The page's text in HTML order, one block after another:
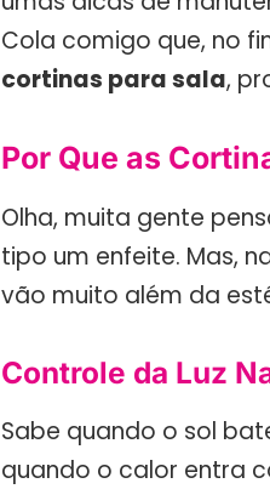
Cola comigo que, no
cortinas para sala,
Por Que as
Olha, muita gente
tipo um enfeite. Mas,
vão muito além da
Controle da Luz
Sabe quando o sol
quando o calor entra